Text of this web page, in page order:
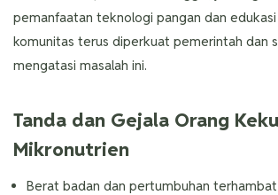
pemanfaatan teknologi pangan dan
komunitas terus diperkuat pemerintah dan
mengatasi masalah ini.
Tanda dan Gejala Orang
Mikronutrien
Berat badan dan pertumbuhan